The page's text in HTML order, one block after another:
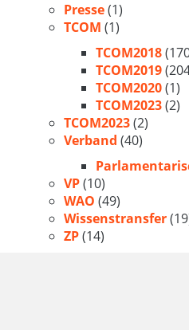
Presse(1)
TCOM (1)
TCOM2018
TCOM2019
TCOM2020(1)
TCOM2023(2)
TCOM2023(2)
Verband (40)
VP(10)
WAO (49)
Wissenstransfer
ZP(14)